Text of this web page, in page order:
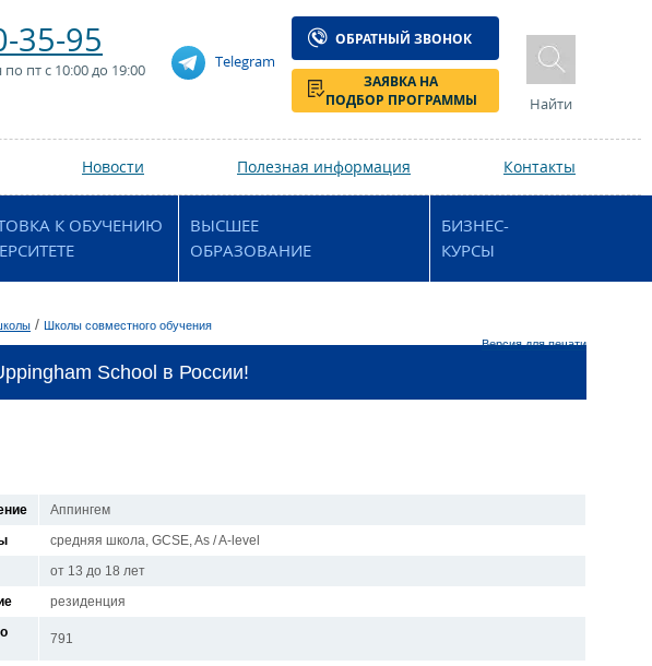
35-95
пт с 10:00 до 19:00
Telegram
ОБРАТНЫЙ ЗВОНОК
ЗАЯВКА НА
ПОДБОР ПРОГРАММЫ
Найти
Новости Полезная информация Контакты
К ОБУЧЕНИЮ
ВЫСШЕЕ
ОБРАЗОВАНИЕ
БИЗНЕС-
КУРСЫ
/
Школы совместного обучения
Версия для печати
School в России!
Аппингем
средняя школа, GCSE, As / A-level
от 13 до 18 лет
резиденция
791